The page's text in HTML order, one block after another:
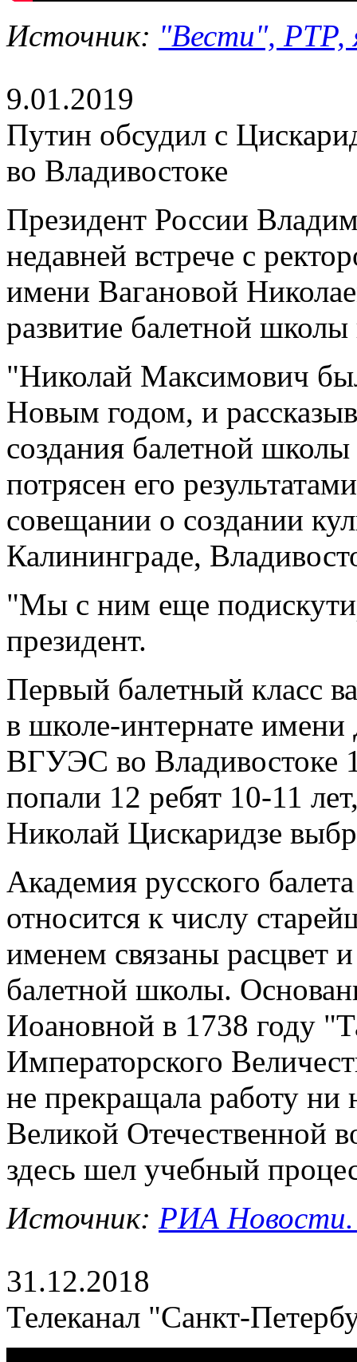
Источник: "Вести", РТР,
9.01.2019
Путин обсудил с
во Владивостоке
Президент России
недавней встрече с
имени Вагановой
развитие балетной
"Николай Максимович
Новым годом, и
создания балетной
потрясен его
совещании о создании
Калининграде,
"Мы с ним еще
президент.
Первый балетный класс
в школе-интернате
ВГУЭС во Владивостоке
попали 12 ребят 10-11
Николай Цискаридзе
Академия русского
относится к числу
именем связаны расцвет
балетной школы.
Иоановной в 1738 году
Императорского
не прекращала работу ни
Великой Отечественной
здесь шел учебный
Источник: РИА Новости.
31.12.2018
Телеканал "Санкт-